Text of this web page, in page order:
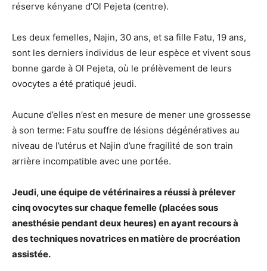
réserve kényane d’Ol Pejeta (centre).
Les deux femelles, Najin, 30 ans, et sa fille Fatu, 19 ans,
sont les derniers individus de leur espèce et vivent sous
bonne garde à Ol Pejeta, où le prélèvement de leurs
ovocytes a été pratiqué jeudi.
Aucune d’elles n’est en mesure de mener une grossesse
à son terme: Fatu souffre de lésions dégénératives au
niveau de l’utérus et Najin d’une fragilité de son train
arrière incompatible avec une portée.
Jeudi, une équipe de vétérinaires a réussi à prélever
cinq ovocytes sur chaque femelle (placées sous
anesthésie pendant deux heures) en ayant recours à
des techniques novatrices en matière de procréation
assistée.